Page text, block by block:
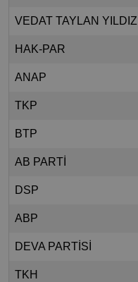
VEDAT TAYLAN YILDIZ
HAK-PAR
ANAP
TKP
BTP
AB PARTİ
DSP
ABP
DEVA PARTİSİ
TKH